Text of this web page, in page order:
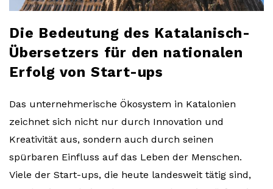
o
g
Die Bedeutung des Katalanisch-
Übersetzers für den nationalen
Erfolg von Start-ups
Das unternehmerische Ökosystem in Katalonien
zeichnet sich nicht nur durch Innovation und
Kreativität aus, sondern auch durch seinen
spürbaren Einfluss auf das Leben der Menschen.
Viele der Start-ups, die heute landesweit tätig sind,